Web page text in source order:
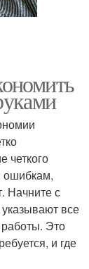
четкого
ошибкам,
Начните с
все
Это
и где